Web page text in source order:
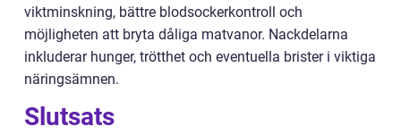
viktminskning, bättre blodsockerkontroll och
möjligheten att bryta dåliga matvanor. Nackdelarna
inkluderar hunger, trötthet och eventuella brister i viktiga
näringsämnen.
Slutsats